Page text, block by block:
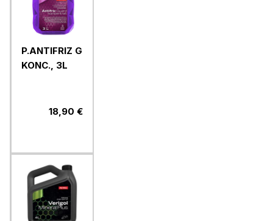
P.ANTIFRIZ G
KONC., 3L
18,90 €